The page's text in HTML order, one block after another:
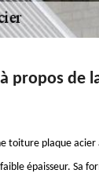
propos de
toiture plaque acier
épaisseur. Sa